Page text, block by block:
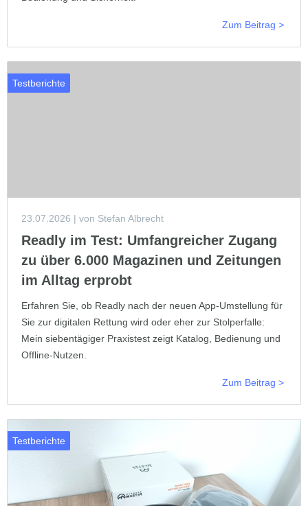
Zum Beitrag >
Testberichte
23.07.2026 | von Stefan Albrecht
Readly im Test: Umfangreicher Zugang
zu über 6.000 Magazinen und Zeitungen
im Alltag erprobt
Erfahren Sie, ob Readly nach der neuen App-Umstellung für
Sie zur digitalen Rettung wird oder eher zur Stolperfalle:
Mein siebentägiger Praxistest zeigt Katalog, Bedienung und
Offline-Nutzen.
Zum Beitrag >
Testberichte